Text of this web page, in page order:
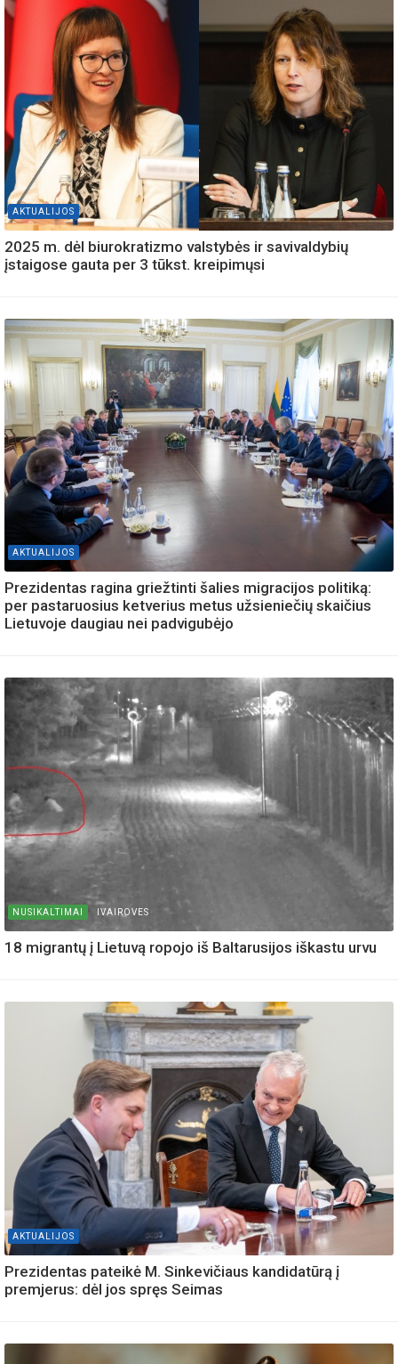
AKTUALIJOS
2025 m. dėl biurokratizmo valstybės ir savivaldybių
įstaigose gauta per 3 tūkst. kreipimųsi
AKTUALIJOS
Prezidentas ragina griežtinti šalies migracijos politiką:
per pastaruosius ketverius metus užsieniečių skaičius
Lietuvoje daugiau nei padvigubėjo
NUSIKALTIMAI IVAIROVES
18 migrantų į Lietuvą ropojo iš Baltarusijos iškastu urvu
AKTUALIJOS
Prezidentas pateikė M. Sinkevičiaus kandidatūrą į
premjerus: dėl jos spręs Seimas